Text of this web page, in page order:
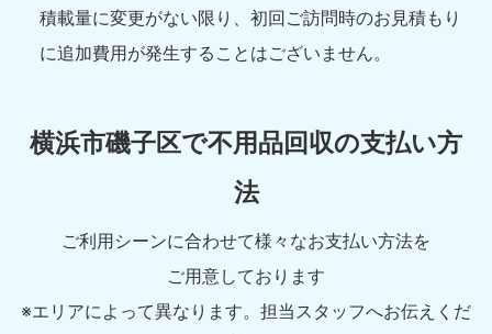
積載量に変更がない限り、初回ご訪問時のお見積もり
に追加費用が発生することはございません。
横浜市磯子区で不用品回収の支払い方
法
ご利用シーンに合わせて様々なお支払い方法を
ご用意しております
※エリアによって異なります。担当スタッフへお伝えくだ